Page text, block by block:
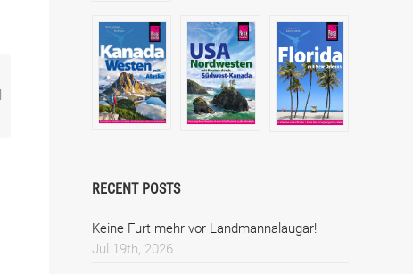
RECENT POSTS
Keine Furt mehr vor Landmannalaugar!
Jul 19th, 2026